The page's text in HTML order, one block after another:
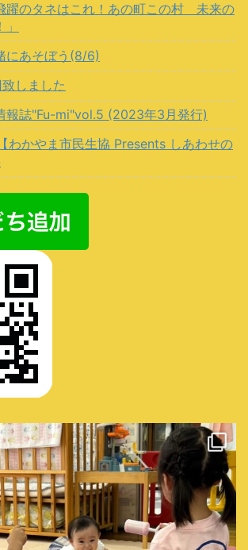
躍のタネはこれ！あの町この村 未来の
にあそぼう(8/6)
しました
誌"Fu-mi"vol.5 (2023年3月発行)
わかやま市民生協 Presents しあわせの